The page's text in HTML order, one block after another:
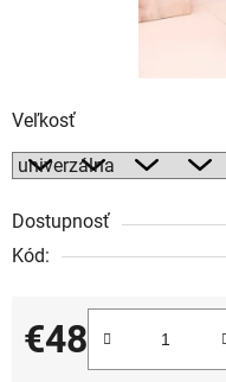
Veľkosť
Dostupnosť
Kód:
€48
Jednotková cena: